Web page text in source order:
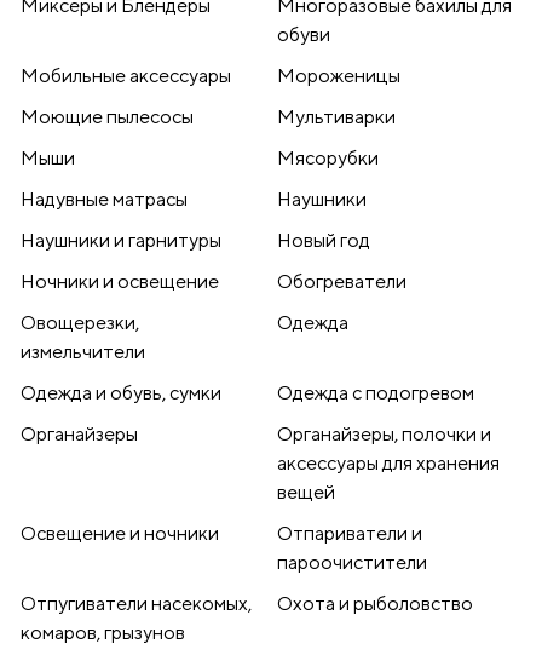
Миксеры и Блендеры
Многоразовые бахилы для
обуви
Мобильные аксессуары
Мороженицы
Моющие пылесосы
Мультиварки
Мыши
Мясорубки
Надувные матрасы
Наушники
Наушники и гарнитуры
Новый год
Ночники и освещение
Обогреватели
Овощерезки,
измельчители
Одежда
Одежда и обувь, сумки
Одежда с подогревом
Органайзеры
Органайзеры, полочки и
аксессуары для хранения
вещей
Освещение и ночники
Отпариватели и
пароочистители
Отпугиватели насекомых,
комаров, грызунов
Охота и рыболовство